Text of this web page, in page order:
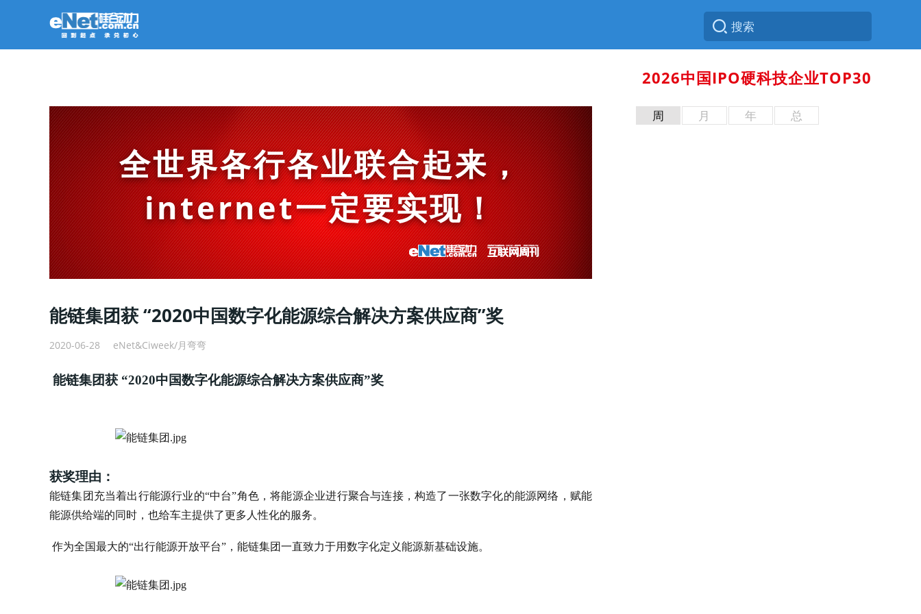
2026中国IPO硬科技企业TOP30
全世界各行各业联合起来，
internet一定要实现！
能链集团获 “2020中国数字化能源综合解决方案供应商”奖
2020-06-28 eNet&Ciweek/月弯弯
能链集团获 “2020中国数字化能源综合解决方案供应商”奖
获奖理由：
能链集团充当着出行能源行业的“中台”角色，将能源企业进行聚合与连接，构造了一张数字化的能源网络，赋能
能源供给端的同时，也给车主提供了更多人性化的服务。
作为全国最大的“出行能源开放平台”，能链集团一直致力于用数字化定义能源新基础设施。
周 月 年 总